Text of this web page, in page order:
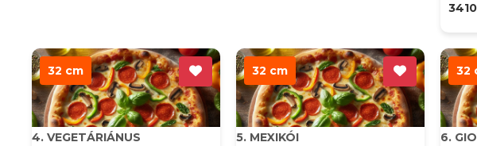
32 cm
4. VEGETÁRIÁNUS
32 cm
5. MEXIKÓI
32
6.